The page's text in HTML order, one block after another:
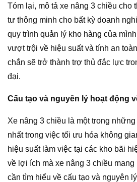
Tóm lại, mô tả xe nâng 3 chiều cho
tư thông minh cho bất kỳ doanh
quy trình quản lý kho hàng của
vượt trội về hiệu suất và tính an
chắn sẽ trở thành trợ thủ đắc lực
đại.
Cấu tạo và nguyên lý hoạt động
Xe nâng 3 chiều là một trong
nhất trong việc tối ưu hóa không
hiệu suất làm việc tại các kho bãi
về lợi ích mà xe nâng 3 chiều
cần tìm hiểu về cấu tạo và nguyên